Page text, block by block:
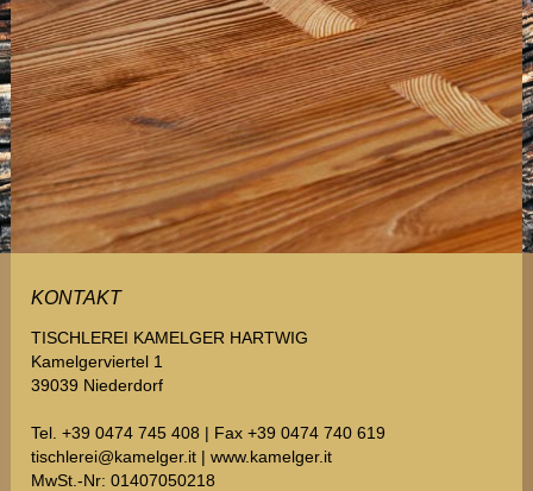
KONTAKT
TISCHLEREI KAMELGER HARTWIG
Kamelgerviertel 1
39039 Niederdorf
Tel. +39 0474 745 408 | Fax +39 0474 740 619
tischlerei@kamelger.it |www.kamelger.it
MwSt.-Nr: 01407050218